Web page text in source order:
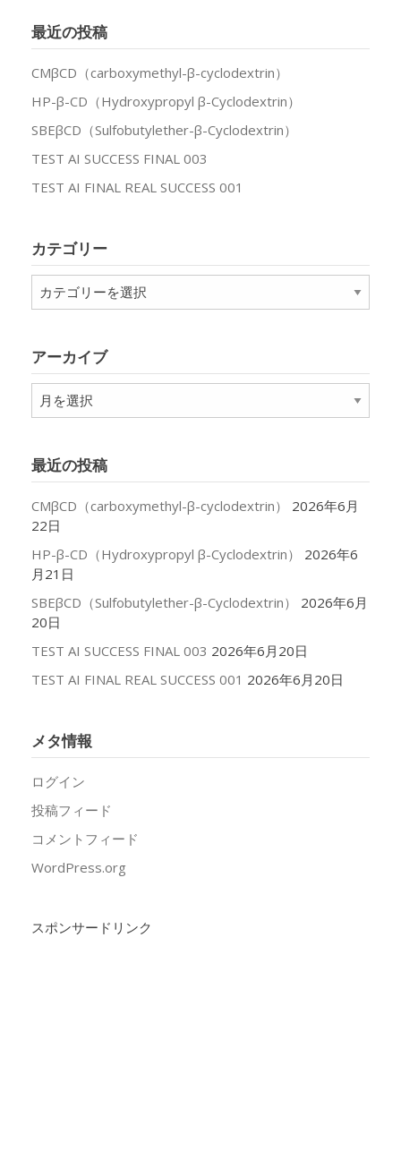
最近の投稿
CMβCD（carboxymethyl-β-cyclodextrin）
HP-β-CD（Hydroxypropyl β-Cyclodextrin）
SBEβCD（Sulfobutylether-β-Cyclodextrin）
TEST AI SUCCESS FINAL 003
TEST AI FINAL REAL SUCCESS 001
カテゴリー
テ
ー
アーカイブ
ア
ー
ブ
最近の投稿
CMβCD（carboxymethyl-β-cyclodextrin）
2026年6月
22日
HP-β-CD（Hydroxypropyl β-Cyclodextrin）
2026年6
月21日
SBEβCD（Sulfobutylether-β-Cyclodextrin）
2026年6月
20日
TEST AI SUCCESS FINAL 003 2026年6月20日
TEST AI FINAL REAL SUCCESS 001 2026年6月20日
メタ情報
ログイン
投稿フィード
コメントフィード
WordPress.org
スポンサードリンク